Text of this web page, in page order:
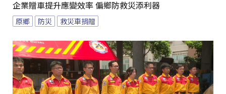
企業贈車提升應變效率 偏鄉防救災添利器
原鄉 防災 救災車捐贈